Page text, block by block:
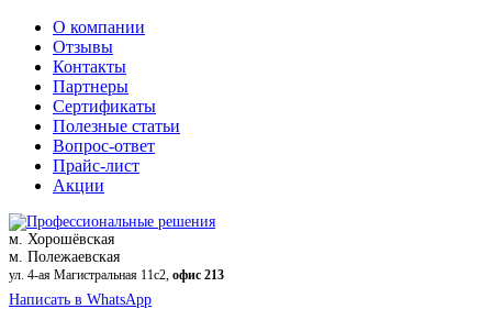
О компании
Отзывы
Контакты
Партнеры
Сертификаты
Полезные статьи
Вопрос-ответ
Прайс-лист
Акции
м. Хорошёвская
м. Полежаевская
ул. 4-ая Магистральная 11с2, офис 213
Написать в WhatsApp